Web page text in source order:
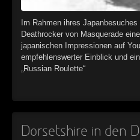
Im Rahmen ihres
Deathrocker von Masquerade
japanischen Impressionen auf
empfehlenswerter Einblick und
„Russian Roulette“
Dorsetshire in den